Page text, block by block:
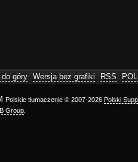
góry Wersja bez grafiki RSS
Polskie tłumaczenie © 2007-2026 Polski
Group